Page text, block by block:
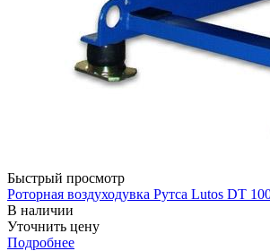
Быстрый просмотр
Роторная воздуходувка Рутса Lutos DT
В наличии
Уточнить цену
Подробнее